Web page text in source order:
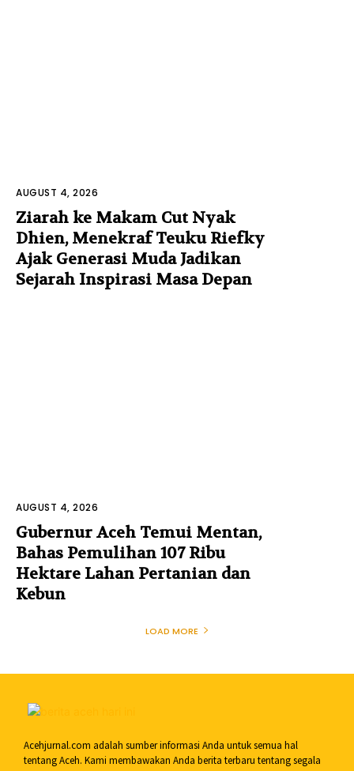
AUGUST 4, 2026
Ziarah ke Makam Cut Nyak
Dhien, Menekraf Teuku Riefky
Ajak Generasi Muda Jadikan
Sejarah Inspirasi Masa Depan
AUGUST 4, 2026
Gubernur Aceh Temui Mentan,
Bahas Pemulihan 107 Ribu
Hektare Lahan Pertanian dan
Kebun
LOAD MORE
Acehjurnal.com adalah sumber informasi Anda untuk semua hal
tentang Aceh. Kami membawakan Anda berita terbaru tentang segala